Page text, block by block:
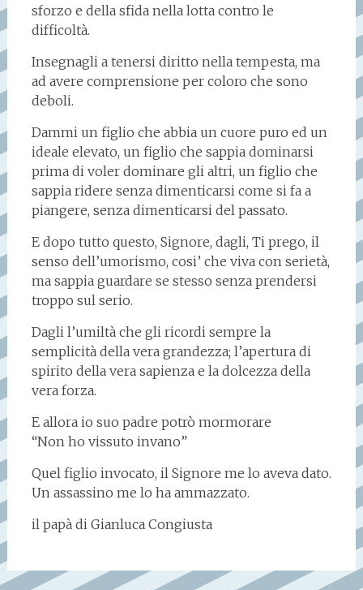
sforzo e della sfida nella lotta contro le
difficoltà.
Insegnagli a tenersi diritto nella tempesta, ma
ad avere comprensione per coloro che sono
deboli.
Dammi un figlio che abbia un cuore puro ed un
ideale elevato, un figlio che sappia dominarsi
prima di voler dominare gli altri, un figlio che
sappia ridere senza dimenticarsi come si fa a
piangere, senza dimenticarsi del passato.
E dopo tutto questo, Signore, dagli, Ti prego, il
senso dell’umorismo, cosi’ che viva con serietà,
ma sappia guardare se stesso senza prendersi
troppo sul serio.
Dagli l’umiltà che gli ricordi sempre la
semplicità della vera grandezza; l’apertura di
spirito della vera sapienza e la dolcezza della
vera forza.
E allora io suo padre potrò mormorare
“Non ho vissuto invano”
Quel figlio invocato, il Signore me lo aveva dato.
Un assassino me lo ha ammazzato.
il papà di Gianluca Congiusta